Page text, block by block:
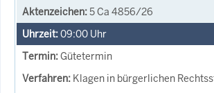
5 Ca 4856/26
09:00 Uhr
Gütetermin
Klagen in bürgerlichen